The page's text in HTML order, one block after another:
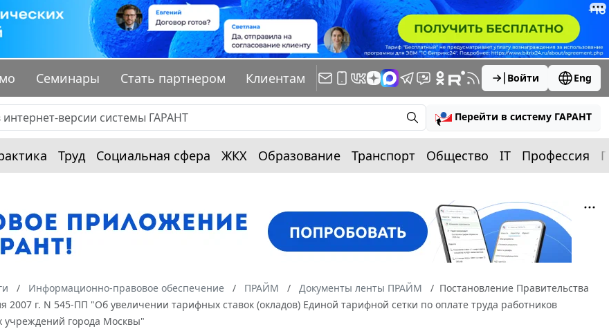
Семинары Стать партнером Клиентам Войти Eng
Перейти в систему ГАРАНТ
Труд Социальная сфера ЖКХ Образование Транспорт Общество IT Профессия
Информационно-правовое обеспечение ПРАЙМ Документы ленты ПРАЙМ
Постановление Правительства
2007 г. N 545-ПП "Об увеличении тарифных ставок (окладов) Единой тарифной сетки по оплате труда работников
учреждений города Москвы"